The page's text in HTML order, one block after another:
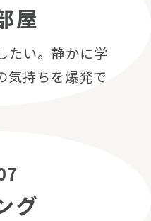
屋
たい。静かに学
気持ちを爆発で
グ